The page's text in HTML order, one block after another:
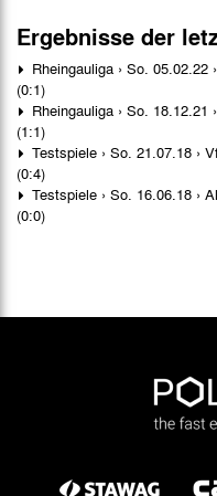
Ergebnisse der
Rheingauliga › So.
(0:1)
Rheingauliga › So.
(1:1)
Testspiele › So. 21.07.18 ›
(0:4)
Testspiele › So. 16.06.18 ›
(0:0)